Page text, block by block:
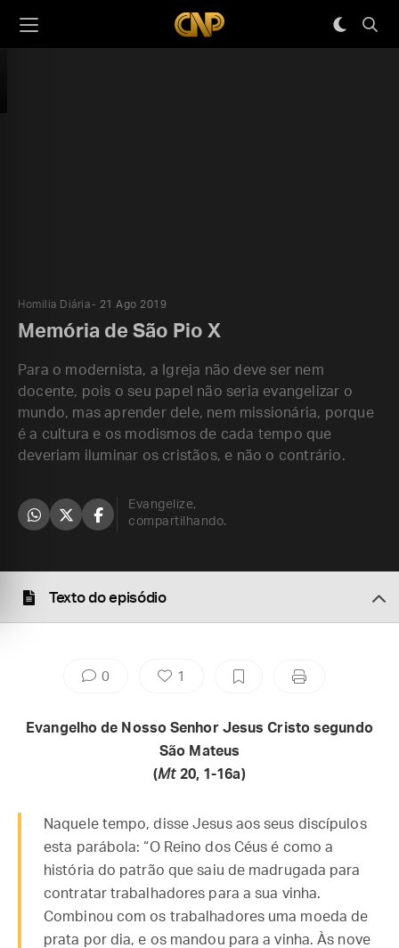
Homilia Diária 21 Ago 2019
Memória de São Pio X
Para o modernista, a Igreja não deve ser nem
docente, pois o seu papel não seria evangelizar o
mundo, mas aprender dele, nem missionária, porque
é a cultura e os modismos de cada tempo que
deveriam iluminar os cristãos, e não o contrário.
Evangelize,
compartilhando.
Texto do episódio
0 1
Evangelho de Nosso Senhor Jesus Cristo segundo
São Mateus
(Mt20, 1-16a)
Naquele tempo, disse Jesus aos seus discípulos
esta parábola: “O Reino dos Céus é como a
história do patrão que saiu de madrugada para
contratar trabalhadores para a sua vinha.
Combinou com os trabalhadores uma moeda de
prata por dia, e os mandou para a vinha. Às nove